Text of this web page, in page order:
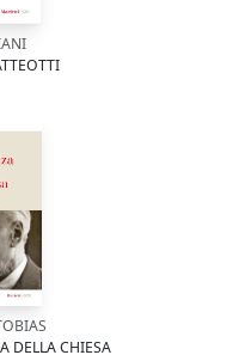
DELLA CHIESA